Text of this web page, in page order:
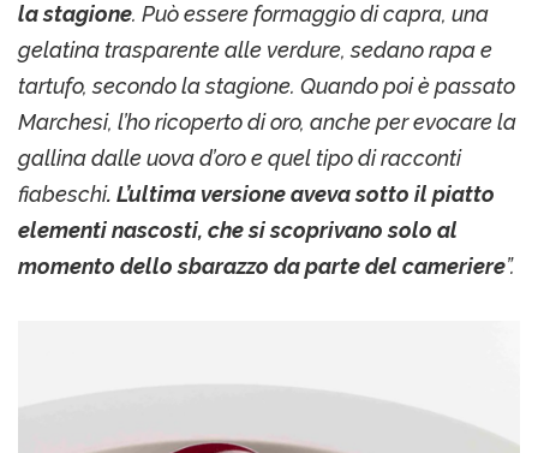
la stagione. Può essere formaggio di capra, una
gelatina trasparente alle verdure, sedano rapa e
tartufo, secondo la stagione. Quando poi è passato
Marchesi, l’ho ricoperto di oro, anche per evocare la
gallina dalle uova d’oro e quel tipo di racconti
fiabeschi. L’ultima versione aveva sotto il piatto
elementi nascosti, che si scoprivano solo al
momento dello sbarazzo da parte del cameriere”.